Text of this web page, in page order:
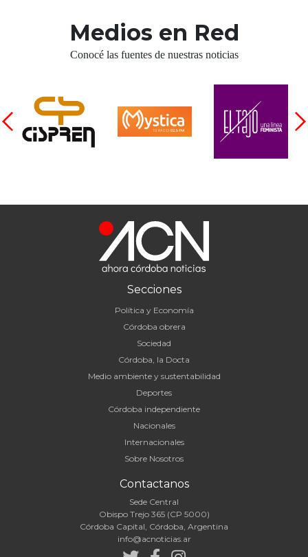
Medios en Red
Conocé las fuentes de nuestras noticias
Secciones
Política y Economía
Córdoba obrera
Sociedad
Córdoba, la Docta
Medio ambiente y sustentabilidad
Deportes
Córdoba independiente
Nacionales
Internacionales
Sobre Nosotros
Contactanos
Sede Central
Obispo Trejo 365 (CP 5000)
Córdoba Capital, Córdoba, Argentina
info@acnoticias.ar